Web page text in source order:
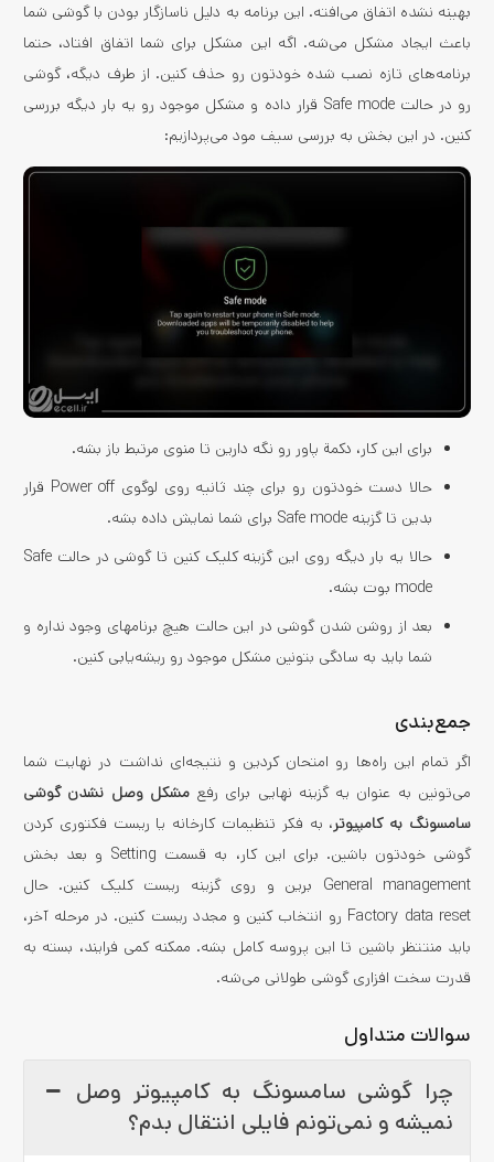
بهینه نشده اتفاق می‌افته. این برنامه به دلیل ناسازگار بودن با گوشی شما
باعث ایجاد مشکل می‌شه. اگه این مشکل برای شما اتفاق افتاد، حتما
برنامه‌های تازه نصب شده خودتون رو حذف کنین. از طرف دیگه، گوشی
رو در حالت Safe mode قرار داده و مشکل موجود رو یه بار دیگه بررسی
کنین. در این بخش به بررسی سیف مود می‌پردازیم:
برای این کار، دکمة پاور رو نگه دارین تا منوی مرتبط باز بشه.
حالا دست خودتون رو برای چند ثانیه روی لوگوی Power off قرار
بدین تا گزینه Safe mode برای شما نمایش داده بشه.
حالا یه بار دیگه روی این گزینه کلیک کنین تا گوشی در حالت Safe
mode بوت بشه.
بعد از روشن شدن گوشی در این حالت هیچ برنامه‎ای وجود نداره و
شما باید به سادگی بتونین مشکل موجود رو ریشه‌یابی کنین.
جمع‌بندی
اگر تمام این راه‌ها رو امتحان کردین و نتیجه‌ای نداشت در نهایت شما
می‌تونین به عنوان یه گزینه نهایی برای رفعمشکل وصل نشدن گوشی
سامسونگ به کامپیوتر، به فکر تنظیمات کارخانه یا ریست فکتوری کردن
گوشی خودتون باشین. برای این کار، به قسمت Setting و بعد بخش
General management برین و روی گزینه ریست کلیک کنین. حال
Factory data reset رو انتخاب کنین و مجدد ریست کنین. در مرحله آخر،
باید منتتظر باشین تا این پروسه کامل بشه. ممکنه کمی فرایند، بسته به
قدرت سخت افزاری گوشی طولانی می‌شه.
سوالات متداول
چرا گوشی سامسونگ به کامپیوتر وصل
نمیشه و نمی‌تونم فایلی انتقال بدم؟